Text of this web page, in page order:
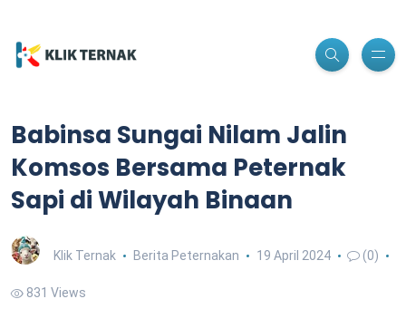
Babinsa Sungai Nilam Jalin
Komsos Bersama Peternak
Sapi di Wilayah Binaan
Klik Ternak Berita Peternakan 19 April 2024 (0)
831 Views